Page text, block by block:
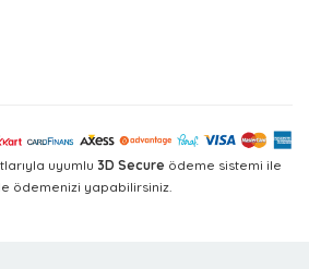
uyumlu 3D Secure ödeme sistemi ile
ödemenizi yapabilirsiniz.